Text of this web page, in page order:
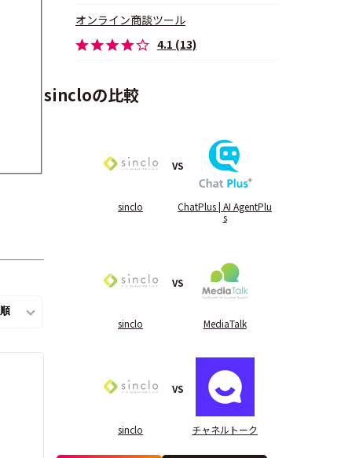
オンライン商談ツール
4.1 (13)
sincloの比較
sinclo
VS
ChatPlus | AI AgentPlu
s
sinclo
VS
MediaTalk
sinclo
VS
チャネルトーク